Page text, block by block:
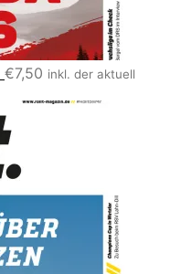
€7,50 inkl. der aktuell